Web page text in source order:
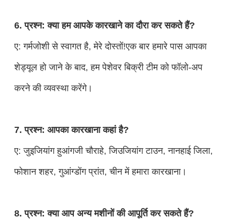
6. प्रश्न: क्या हम आपके कारखाने का दौरा कर सकते हैं?
ए: गर्मजोशी से स्वागत है, मेरे दोस्तों!एक बार हमारे पास आपका
शेड्यूल हो जाने के बाद, हम पेशेवर बिक्री टीम को फॉलो-अप
करने की व्यवस्था करेंगे।
7. प्रश्न: आपका कारखाना कहां है?
ए: जुइजियांग हुआंगजी चौराहे, जिउजियांग टाउन, नानहाई जिला,
फोशान शहर, गुआंग्डोंग प्रांत, चीन में हमारा कारखाना।
8. प्रश्न: क्या आप अन्य मशीनों की आपूर्ति कर सकते हैं?